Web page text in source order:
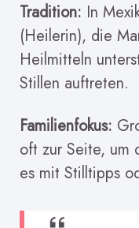
Tradition: In
(Heilerin), die
Heilmitteln
Stillen auftreten.
Familienfokus:
oft zur Seite, um
es mit Stilltipps